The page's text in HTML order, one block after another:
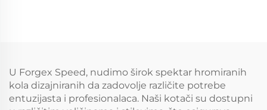
G37
U Forgex Speed, nudimo širok spektar hromiranih
kola dizajniranih da zadovolje različite potrebe
entuzijasta i profesionalaca. Naši kotači su dostupni